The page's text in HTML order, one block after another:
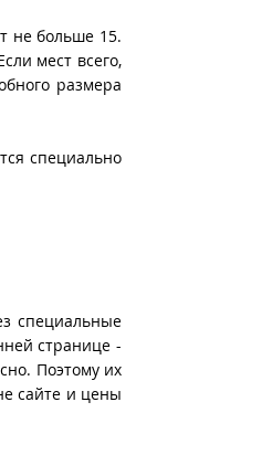
не больше 15.
мест всего,
размера
специально
специальные
странице -
Поэтому их
сайте и цены